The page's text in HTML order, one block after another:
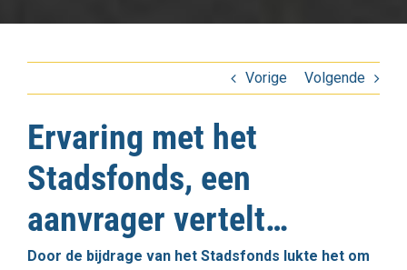
Vorige Volgende
Ervaring met het
Stadsfonds, een
aanvrager vertelt…
Door de bijdrage van het Stadsfonds lukte het om